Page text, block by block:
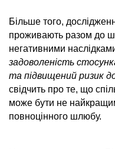
Більше того,
проживають разом до
негативними
задоволеність
та підвищений ризик
свідчить про те, що
може бути не
повноцінного шлюбу.